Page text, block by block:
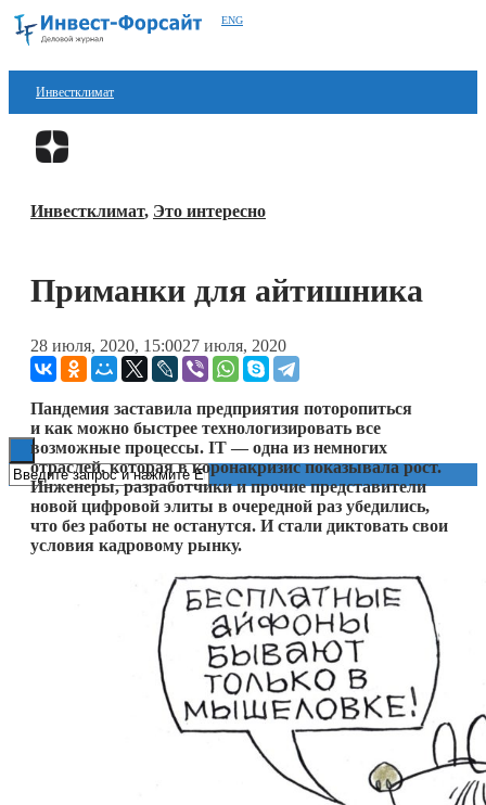
ENG
Инвестклимат
Финансы
Блокчейн
Технологии
ESG
Инвестклимат, Это интересно
Приманки для айтишника
28 июля, 2020, 15:0027 июля, 2020
Пандемия заставила предприятия поторопиться
и как можно быстрее технологизировать все
возможные процессы. IT — одна из немногих
отраслей, которая в коронакризис показывала рост.
Инженеры, разработчики и прочие представители
новой цифровой элиты в очередной раз убедились,
что без работы не останутся. И стали диктовать свои
условия кадровому рынку.